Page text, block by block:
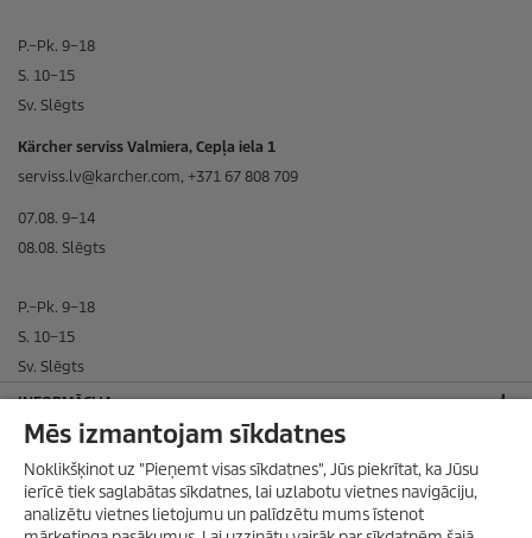
P.–Pk. 9–18
S. 10–15
Sv. Slēgts
Kärcher serviss Valmiera, Cepļa iela 1
serviss.lv@karcher.com, +371 67 808 709
07.08. 9–14
08.08. Slēgts
P.–Pk. 9–18
S. 10–15
Sv. Slēgts
INFORMĀCIJA
BIEDRS ORGANIZĀCIJĀ
SADARBOJAMIES AR
JURIDISKĀ INFORMĀCIJA
Mēs izmantojam sīkdatnes
Noklikšķinot uz "Pieņemt visas sīkdatnes", Jūs piekrītat, ka Jūsu
ierīcē tiek saglabātas sīkdatnes, lai uzlabotu vietnes navigāciju,
analizētu vietnes lietojumu un palīdzētu mums īstenot